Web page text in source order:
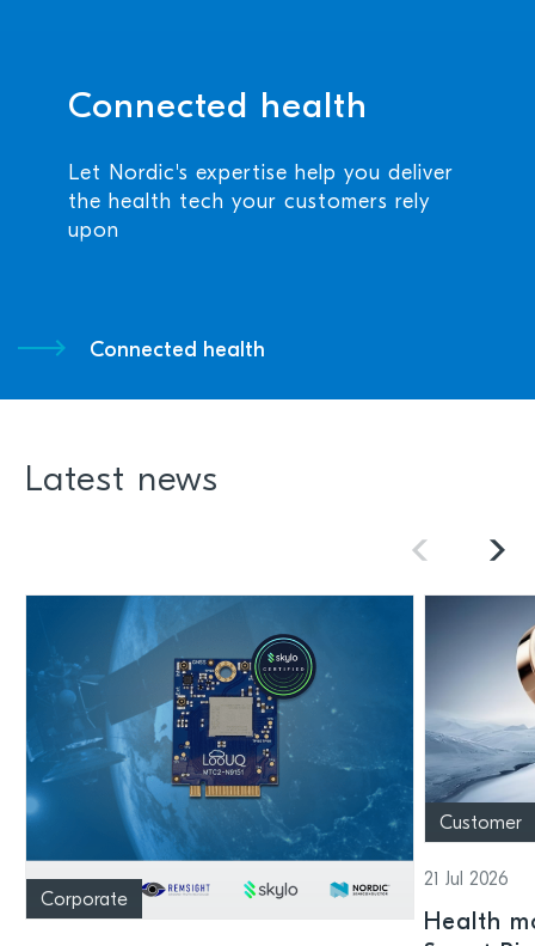
Connected health
Let Nordic's expertise help you deliver
the health tech your customers rely
upon
Connected health
Latest news
Corporate
Customer
21 Jul 2026
Health